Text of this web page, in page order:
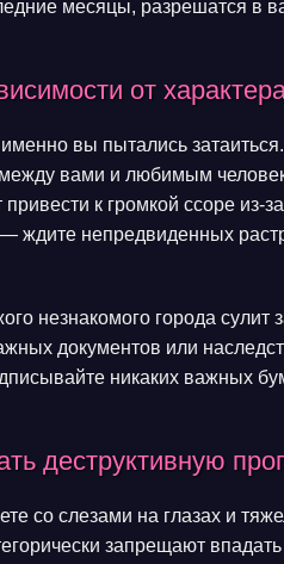
месяцы, разрешатся в
от
вы пытались
между вами и любимым
к громкой ссоре из-
ждите непредвиденных
незнакомого города сулит
документов или
никаких важных
деструктивную
со слезами на глазах и
запрещают